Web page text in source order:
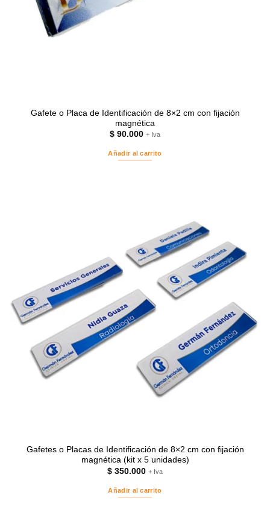
Gafete o Placa de Identificación de 8×2 cm con fijación
magnética
$ 90.000 + Iva
Añadir al carrito
Gafetes o Placas de Identificación de 8×2 cm con fijación
magnética (kit x 5 unidades)
$ 350.000 + Iva
Añadir al carrito